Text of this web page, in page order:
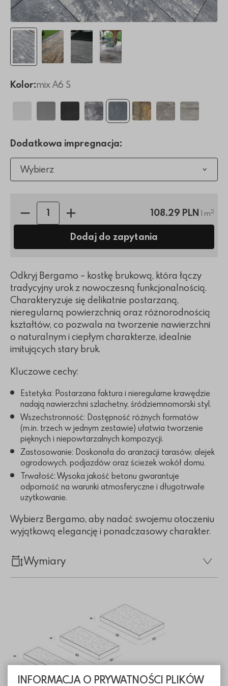
INFORMACJA O PRYWATNOŚCI PLIKÓW
Kolor:mix A6 S
Dodatkowa impregnacja:
Wybierz
Ilość sztuk: 108.29 PLN 1 m2
Dodaj do zapytania
Odkryj Bergamo – kostkę brukową, która łączy
tradycyjny urok z nowoczesną funkcjonalnością.
Charakteryzuje się delikatnie postarzaną,
nieregularną powierzchnią oraz różnorodnością
kształtów, co pozwala na tworzenie nawierzchni
o naturalnym i ciepłym charakterze, idealnie
imitujących stary bruk.
Kluczowe cechy:
Estetyka: Postarzana faktura i nieregularne krawędzie
nadają nawierzchni szlachetny, śródziemnomorski styl.
Wszechstronność: Dostępność różnych formatów
(m.in. trzech w jednym zestawie) ułatwia tworzenie
pięknych i niepowtarzalnych kompozycji.
Zastosowanie: Doskonała do aranżacji tarasów, alejek
ogrodowych, podjazdów oraz ścieżek wokół domu.
Trwałość: Wysoka jakość betonu gwarantuje
odporność na warunki atmosferyczne i długotrwałe
użytkowanie.
Wybierz Bergamo, aby nadać swojemu otoczeniu
wyjątkową elegancję i ponadczasowy charakter.
Wymiary